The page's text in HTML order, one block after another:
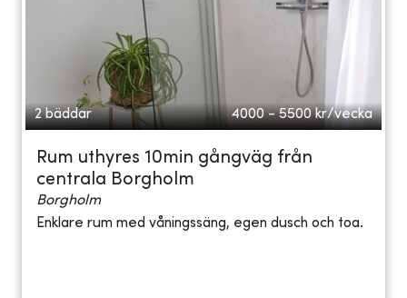
2 bäddar 4000 - 5500 kr/vecka
Rum uthyres 10min gångväg från
centrala Borgholm
Borgholm
Enklare rum med våningssäng, egen dusch och toa.